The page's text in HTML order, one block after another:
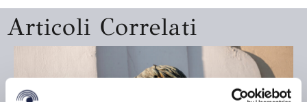
Articoli Correlati